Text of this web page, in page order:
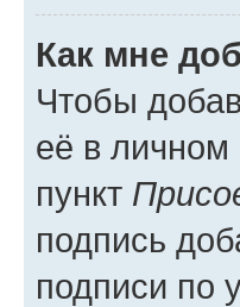
Как мне
Чтобы
её в личном
пункт
подпись
подписи по